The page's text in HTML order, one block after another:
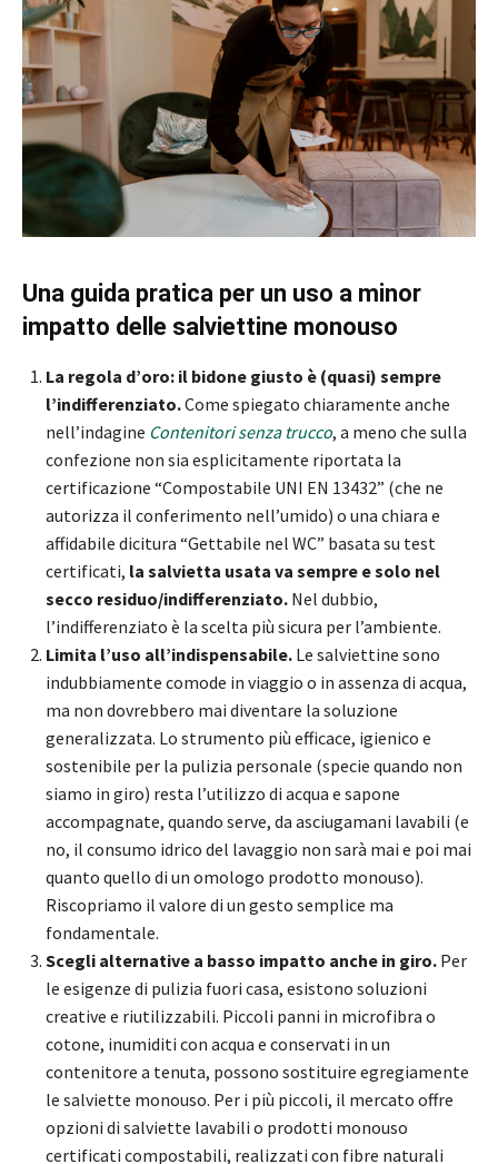
Una guida pratica per un uso a minor
impatto delle salviettine monouso
La regola d’oro: il bidone giusto è (quasi) sempre
l’indifferenziato.Come spiegato chiaramente anche
nell’indagine Contenitori senza trucco, a meno che sulla
confezione non sia esplicitamente riportata la
certificazione “Compostabile UNI EN 13432” (che ne
autorizza il conferimento nell’umido) o una chiara e
affidabile dicitura “Gettabile nel WC” basata su test
certificati, la salvietta usata va sempre e solo nel
secco residuo/indifferenziato. Nel dubbio,
l’indifferenziato è la scelta più sicura per l’ambiente.
Limita l’uso all’indispensabile. Le salviettine sono
indubbiamente comode in viaggio o in assenza di acqua,
ma non dovrebbero mai diventare la soluzione
generalizzata. Lo strumento più efficace, igienico e
sostenibile per la pulizia personale (specie quando non
siamo in giro) resta l’utilizzo di acqua e sapone
accompagnate, quando serve, da asciugamani lavabili (e
no, il consumo idrico del lavaggio non sarà mai e poi mai
quanto quello di un omologo prodotto monouso).
Riscopriamo il valore di un gesto semplice ma
fondamentale.
Scegli alternative a basso impatto anche in giro. Per
le esigenze di pulizia fuori casa, esistono soluzioni
creative e riutilizzabili. Piccoli panni in microfibra o
cotone, inumiditi con acqua e conservati in un
contenitore a tenuta, possono sostituire egregiamente
le salviette monouso. Per i più piccoli, il mercato offre
opzioni di salviette lavabili o prodotti monouso
certificati compostabili, realizzati con fibre naturali